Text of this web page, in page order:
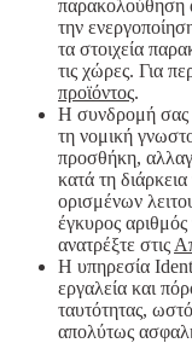
παρακολούθηση
την
τα στοιχεία
τις χώρες. Για
προϊόντος.
Η συνδρομή σας
τη νομική
προσθήκη,
κατά τη
ορισμένων
έγκυρος αριθμός
ανατρέξτε στις
Η υπηρεσία
εργαλεία και
ταυτότητας,
απολύτως